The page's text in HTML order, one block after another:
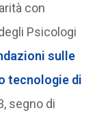
con
Psicologi
sulle
tecnologie di
segno di